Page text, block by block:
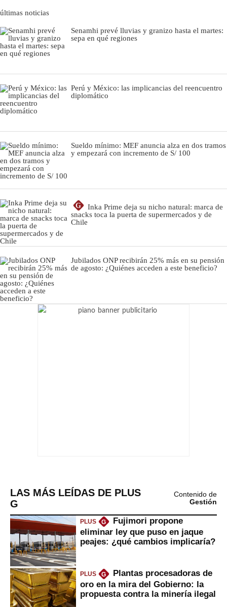
últimas noticias
Senamhi prevé lluvias y granizo hasta el martes:
sepa en qué regiones
Perú y México: las implicancias del reencuentro
diplomático
Sueldo mínimo: MEF anuncia alza en dos tramos
y empezará con incremento de S/ 100
G
Inka Prime deja su nicho natural: marca de
snacks toca la puerta de supermercados y de
Chile
Jubilados ONP recibirán 25% más en su pensión
de agosto: ¿Quiénes acceden a este beneficio?
LAS MÁS LEÍDAS DE PLUS
G
Contenido de
Gestión
PLUS G
Fujimori propone
eliminar ley que puso en jaque
peajes: ¿qué cambios implicaría?
PLUS G
Plantas procesadoras de
oro en la mira del Gobierno: la
propuesta contra la minería ilegal